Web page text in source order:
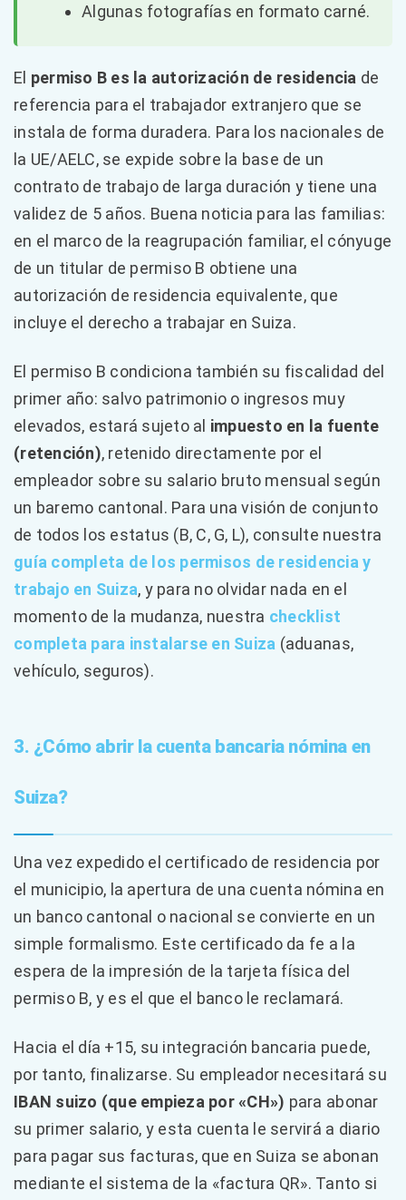
Algunas fotografías en formato carné.
El permiso B es la autorización de residencia de
referencia para el trabajador extranjero que se
instala de forma duradera. Para los nacionales de
la UE/AELC, se expide sobre la base de un
contrato de trabajo de larga duración y tiene una
validez de 5 años. Buena noticia para las familias:
en el marco de la reagrupación familiar, el cónyuge
de un titular de permiso B obtiene una
autorización de residencia equivalente, que
incluye el derecho a trabajar en Suiza.
El permiso B condiciona también su fiscalidad del
primer año: salvo patrimonio o ingresos muy
elevados, estará sujeto al impuesto en la fuente
(retención), retenido directamente por el
empleador sobre su salario bruto mensual según
un baremo cantonal. Para una visión de conjunto
de todos los estatus (B, C, G, L), consulte nuestra
guía completa de los permisos de residencia y
trabajo en Suiza, y para no olvidar nada en el
momento de la mudanza, nuestra checklist
completa para instalarse en Suiza (aduanas,
vehículo, seguros).
3. ¿Cómo abrir la cuenta bancaria nómina en
Suiza?
Una vez expedido el certificado de residencia por
el municipio, la apertura de una cuenta nómina en
un banco cantonal o nacional se convierte en un
simple formalismo. Este certificado da fe a la
espera de la impresión de la tarjeta física del
permiso B, y es el que el banco le reclamará.
Hacia el día +15, su integración bancaria puede,
por tanto, finalizarse. Su empleador necesitará su
IBAN suizo (que empieza por «CH») para abonar
su primer salario, y esta cuenta le servirá a diario
para pagar sus facturas, que en Suiza se abonan
mediante el sistema de la «factura QR». Tanto si